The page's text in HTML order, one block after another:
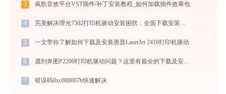
3 疯歌音效平台VST插件/补丁安装教程_如何加载插件效果包
4 完美解决理光7502打印机驱动安装困扰，全面下载安装教程
5 一文带你了解如何下载及安装惠普LaserJet 2410打印机驱动
6 遇到奔图P2200打印机驱动问题？这里有最全的下载及安装指导
7 错误码0xc000007b快速解决